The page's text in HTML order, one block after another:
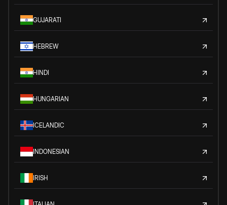
GUJARATI
HEBREW
HINDI
HUNGARIAN
ICELANDIC
INDONESIAN
IRISH